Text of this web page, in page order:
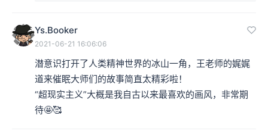
Ys.Booker
2021-06-21 16:06:06
潜意识打开了人类精神世界的冰山一角，王老师的娓娓
道来催眠大师们的故事简直太精彩啦！
“超现实主义”大概是我自古以来最喜欢的画风，非常期
待🤩🥰